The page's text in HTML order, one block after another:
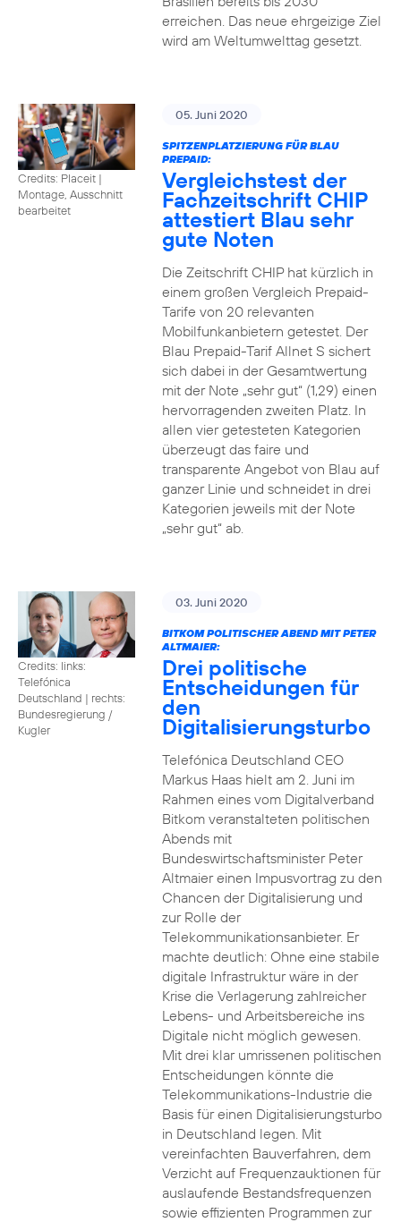
erreichen. Das neue ehrgeizige Ziel
wird am Weltumwelttag gesetzt.
Credits: Placeit |
Montage, Ausschnitt
bearbeitet
05. Juni 2020
SPITZENPLATZIERUNG FÜR BLAU
PREPAID:
Vergleichstest der
Fachzeitschrift CHIP
attestiert Blau sehr
gute Noten
Die Zeitschrift CHIP hat kürzlich in
einem großen Vergleich Prepaid-
Tarife von 20 relevanten
Mobilfunkanbietern getestet. Der
Blau Prepaid-Tarif Allnet S sichert
sich dabei in der Gesamtwertung
mit der Note „sehr gut“ (1,29) einen
hervorragenden zweiten Platz. In
allen vier getesteten Kategorien
überzeugt das faire und
transparente Angebot von Blau auf
ganzer Linie und schneidet in drei
Kategorien jeweils mit der Note
„sehr gut“ ab.
Credits: links:
Telefónica
Deutschland | rechts:
Bundesregierung /
Kugler
03. Juni 2020
BITKOM POLITISCHER ABEND MIT PETER
ALTMAIER:
Drei politische
Entscheidungen für
den
Digitalisierungsturbo
Telefónica Deutschland CEO
Markus Haas hielt am 2. Juni im
Rahmen eines vom Digitalverband
Bitkom veranstalteten politischen
Abends mit
Bundeswirtschaftsminister Peter
Altmaier einen Impusvortrag zu den
Chancen der Digitalisierung und
zur Rolle der
Telekommunikationsanbieter. Er
machte deutlich: Ohne eine stabile
digitale Infrastruktur wäre in der
Krise die Verlagerung zahlreicher
Lebens- und Arbeitsbereiche ins
Digitale nicht möglich gewesen.
Mit drei klar umrissenen politischen
Entscheidungen könnte die
Telekommunikations-Industrie die
Basis für einen Digitalisierungsturbo
in Deutschland legen. Mit
vereinfachten Bauverfahren, dem
Verzicht auf Frequenzauktionen für
auslaufende Bestandsfrequenzen
sowie effizienten Programmen zur